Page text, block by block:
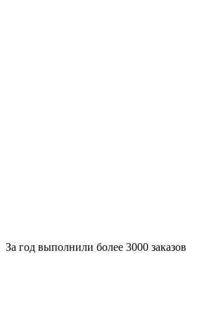
За год выполнили более 3000 заказов